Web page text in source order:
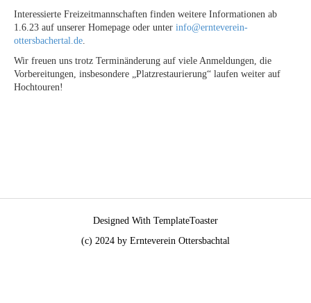
Interessierte Freizeitmannschaften finden weitere Informationen ab
1.6.23 auf unserer Homepage oder unter info@ernteverein-
ottersbachertal.de.
Wir freuen uns trotz Terminänderung auf viele Anmeldungen, die
Vorbereitungen, insbesondere „Platzrestaurierung“ laufen weiter auf
Hochtouren!
(c) 2024 by Ernteverein Ottersbachtal
Designed With TemplateToaster